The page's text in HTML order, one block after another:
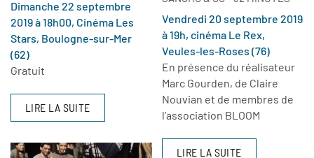
Dimanche 22 septembre
2019 à 18h00, Cinéma Les
Stars, Boulogne-sur-Mer
(62)
Gratuit
LIRE LA SUITE
Vendredi 20 septembre 2019
à 19h, cinéma Le Rex,
Veules-les-Roses (76)
En présence du réalisateur
Marc Gourden, de Claire
Nouvian et de membres de
l’association BLOOM
LIRE LA SUITE